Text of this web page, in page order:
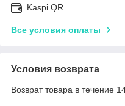
Kaspi QR
Все условия оплаты
Условия возврата
Возврат товара в течение